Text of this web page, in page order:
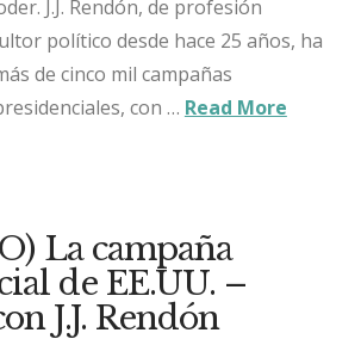
J.J. Rendón, de profesión
político desde hace 25 años, ha
de cinco mil campañas
con … Read More
La campaña
de EE.UU. –
J.J. Rendón